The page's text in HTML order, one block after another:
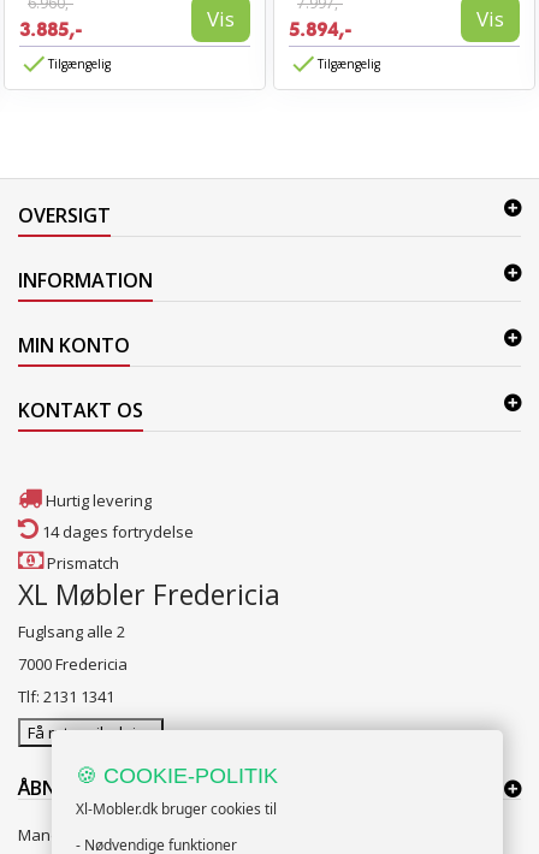
3.885,- Vis
Tilgængelig
5.894,- Vis
Tilgængelig
OVERSIGT
INFORMATION
MIN KONTO
KONTAKT OS
Hurtig levering
14 dages fortrydelse
Prismatch
XL Møbler Fredericia
Fuglsang alle 2
7000 Fredericia
Tlf: 2131 1341
Få rutevejledning
ÅBNINGSTIDER:
Mandag til Fredag 10:00 til 18:00
🍪 COOKIE-POLITIK
Xl-Mobler.dk bruger cookies til
- Nødvendige funktioner